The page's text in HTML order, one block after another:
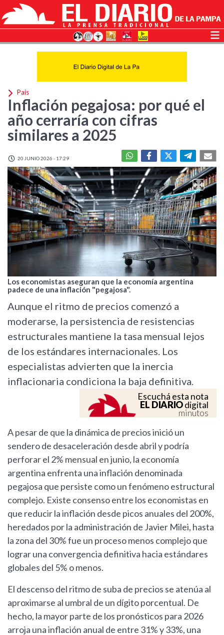
País
Inflación pegajosa: por qué el
año cerraría con cifras
similares a 2025
20 JUNIO 2026 - 17:29
Los economistas aseguran que la economía argentina
padece de una inflación "pegajosa".
Aunque el ritmo de precios comenzó a
moderarse, la persistencia de resistencias
estructurales mantiene la tasa mensual lejos
de los estándares internacionales. Los
especialistas advierten que la inercia
inflacionaria condiciona la baja definitiva.
Escuchá esta nota
EL DIARIOdigital
minutos
A pesar de que la dinámica de precios inició un
sendero de desaceleración desde abril y podría
perforar el 2% mensual en junio, la economía
argentina enfrenta una inflación denominada
pegajosa que persiste como un fenómeno estructural
complejo. Existe consenso entre los economistas en
que reducir la inflación desde picos anuales del 200%,
heredados por la administración de Javier Milei, hasta
la zona del 30% fue un proceso menos complejo que
lograr una convergencia definitiva hacia estándares
globales del 5% o menos.
El descenso del ritmo de suba de precios se atenúa al
aproximarse al umbral de un dígito porcentual. De
hecho, la mayor parte de los pronósticos para 2026
arroja una inflación anual de entre 31% y 33%, una